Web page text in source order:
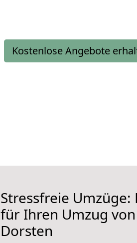
Kostenlose Angebote
Stressfreie
für Ihren Umzug
Dorsten